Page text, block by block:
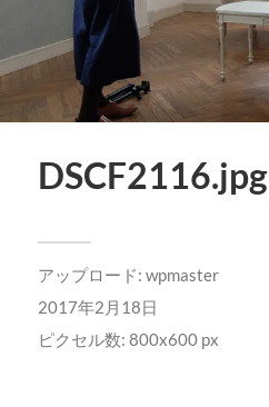
DSCF2116.jpg
アップロード: wpmaster
2017年2月18日
ピクセル数: 800x600 px